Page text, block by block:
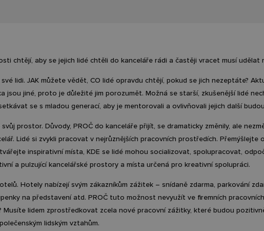
chtějí, aby se jejich lidé chtěli do kanceláře rádi a častěji vracet musí udělat
lidi. JAK můžete vědět, CO lidé opravdu chtějí, pokud se jich nezeptáte?
jsou jiné, proto je důležité jim porozumět. Možná se starší, zkušenější lidé
se s mladou generací, aby je mentorovali a ovlivňovali jejich další
prostor. Důvody, PROČ do kanceláře přijít, se dramaticky změnily, ale
Lidé si zvykli pracovat v nejrůznějších pracovních prostředích. Přemýšlejte
inspirativní místa, KDE se lidé mohou socializovat, spolupracovat,
a pulzující kancelářské prostory a místa určená pro kreativní spolupráci.
Hotely nabízejí svým zákazníkům zážitek – snídaně zdarma, parkování
na představení atd. PROČ tuto možnost nevyužít ve firemních
Musíte lidem zprostředkovat zcela nové pracovní zážitky, které budou
lidským vztahům.